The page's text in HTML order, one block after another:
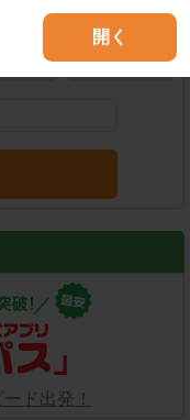
開く
空港名
ド出発！